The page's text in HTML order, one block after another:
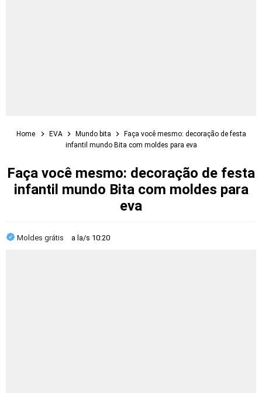
Home EVA Mundo bita
Faça você mesmo: decoração de festa
infantil mundo Bita com moldes para eva
Faça você mesmo: decoração de festa
infantil mundo Bita com moldes para
eva
Moldes grátis a la/s 10:20